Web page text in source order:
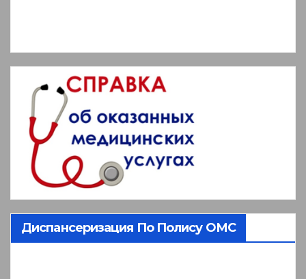
Диспансеризация По Полису ОМС